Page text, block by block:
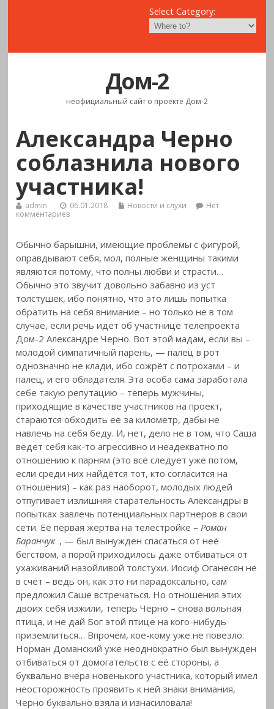
Select Category:
Дом-2
неофициальный сайт о проекте Дом-2
Александра Черно
соблазнила нового
участника!
admin 06.01.2018 Новости и слухи
Нет
комментариев
Обычно барышни, имеющие проблемы с фигурой,
оправдывают себя, мол, полные женщины такими
являются потому, что полны любви и страсти…
Обычно это звучит довольно забавно из уст
толстушек, ибо понятно, что это лишь попытка
обратить на себя внимание – но только не в том
случае, если речь идёт об участнице телепроекта
Дом-2 Александре Черно. Вот этой мадам, если вы –
молодой симпатичный парень, — палец в рот
однозначно не клади, ибо сожрёт с потрохами – и
палец, и его обладателя. Эта особа сама заработала
себе такую репутацию – теперь мужчины,
приходящие в качестве участников на проект,
стараются обходить её за километр, дабы не
навлечь на себя беду. И, нет, дело не в том, что Саша
ведет себя как-то агрессивно и неадекватно по
отношению к парням (это всё следует уже потом,
если среди них найдётся тот, кто согласится на
отношения) – как раз наоборот, молодых людей
отпугивает излишняя старательность Александры в
попытках завлечь потенциальных партнеров в свои
сети. Её первая жертва на телестройке – Роман
Баранчук , — был вынужден спасаться от неё
бегством, а порой приходилось даже отбиваться от
ухаживаний назойливой толстухи. Иосиф Оганесян не
в счёт – ведь он, как это ни парадоксально, сам
предложил Саше встречаться. Но отношения этих
двоих себя изжили, теперь Черно – снова вольная
птица, и не дай Бог этой птице на кого-нибудь
приземлиться… Впрочем, кое-кому уже не повезло:
Норман Доманский уже неоднократно был вынужден
отбиваться от домогательств с её стороны, а
буквально вчера новенького участника, который имел
неосторожность проявить к ней знаки внимания,
Черно буквально взяла и изнасиловала!